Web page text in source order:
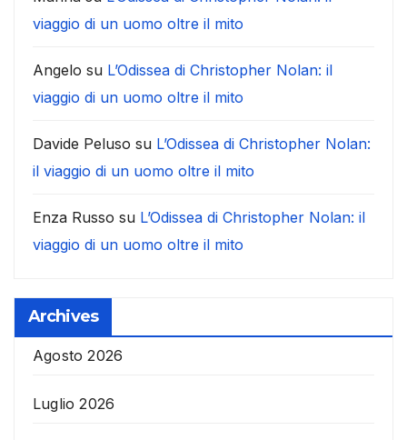
viaggio di un uomo oltre il mito
Angelo su L’Odissea di Christopher Nolan: il
viaggio di un uomo oltre il mito
Davide Peluso su L’Odissea di Christopher Nolan:
il viaggio di un uomo oltre il mito
Enza Russo su L’Odissea di Christopher Nolan: il
viaggio di un uomo oltre il mito
Archives
Agosto 2026
Luglio 2026